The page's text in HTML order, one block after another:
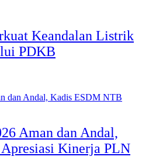
Keandalan Listrik
PDKB
Aman dan Andal,
Kinerja PLN